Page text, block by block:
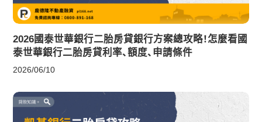
2026國泰世華銀行二胎房貸銀行方案總攻略！怎麼看國
泰世華銀行二胎房貸利率、額度、申請條件
2026/06/10